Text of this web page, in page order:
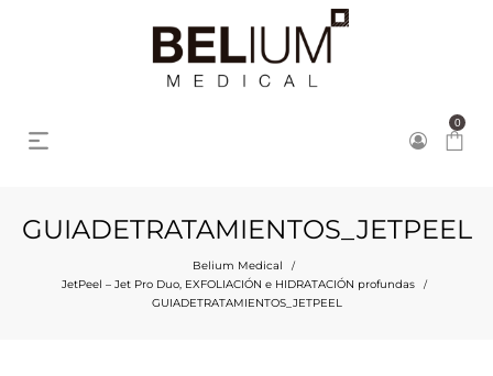
0
GUIADETRATAMIENTOS_JETPEEL
Belium Medical /
JetPeel – Jet Pro Duo, EXFOLIACIÓN e HIDRATACIÓN profundas /
GUIADETRATAMIENTOS_JETPEEL